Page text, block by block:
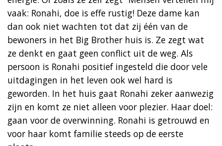
vaak: Ronahi, doe is effe rustig! Deze dame kan
dan ook niet wachten tot dat zij één van de
bewoners in het Big Brother huis is. Ze zegt wat
ze denkt en gaat geen conflict uit de weg. Als
persoon is Ronahi positief ingesteld die door vele
uitdagingen in het leven ook wel hard is
geworden. In het huis gaat Ronahi zeker aanwezig
zijn en komt ze niet alleen voor plezier. Haar doel:
gaan voor de overwinning. Ronahi is getrouwd en
voor haar komt familie steeds op de eerste